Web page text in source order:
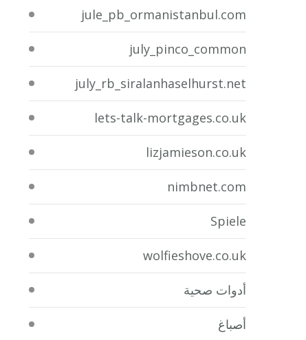
jule_pb_ormanistanbul.com
july_pinco_common
july_rb_siralanhaselhurst.net
lets-talk-mortgages.co.uk
lizjamieson.co.uk
nimbnet.com
Spiele
wolfieshove.co.uk
أدوات صحية
أصباغ